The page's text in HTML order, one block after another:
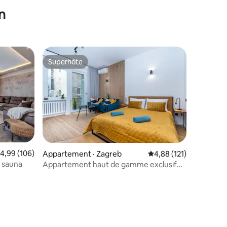
plus aimés
moyenne de 4,99 sur 5, 106 commentaires
4,99 (106)
Superhôte
Superhôte
Appartement · Zagreb Note moyenne de
4,88 (121)
Appartement haut de gamme exclusif